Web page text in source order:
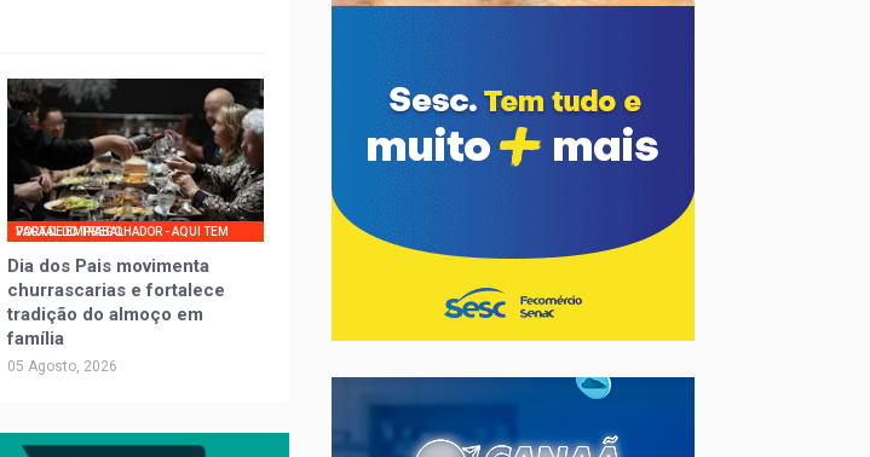
PORTAL DO TRABALHADOR - AQUI TEM VAGA DE EMPREGO
Dia dos Pais movimenta
churrascarias e fortalece
tradição do almoço em
família
05 Agosto, 2026